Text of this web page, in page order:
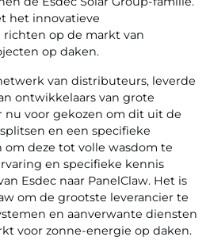
het innovatieve
richten op de markt van
op daken.
van distributeurs, leverde
ontwikkelaars van grote
nu voor gekozen om dit uit de
en een specifieke
deze tot volle wasdom te
en specifieke kennis
Esdec naar PanelClaw. Het is
om de grootste leverancier te
en aanverwante diensten
voor zonne-energie op daken.